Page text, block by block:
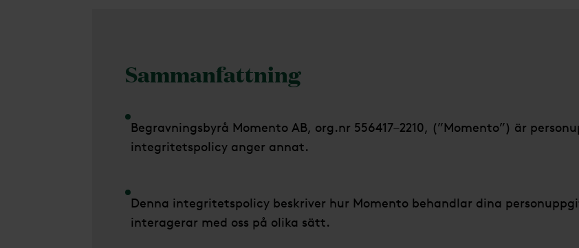
Sammanfattning
Begravningsbyrå Momento AB, org.nr 556417–2210, (”Momento”) är
integritetspolicy anger annat.
Denna integritetspolicy beskriver hur Momento behandlar dina
interagerar med oss på olika sätt.